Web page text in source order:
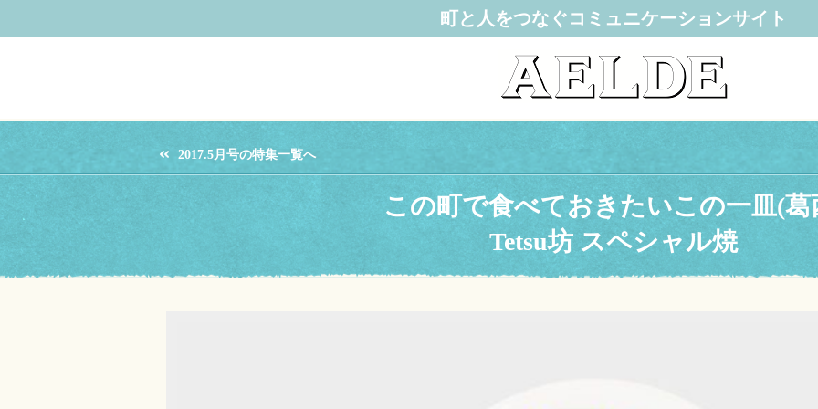
町と人をつなぐコミュニケーションサイト
2017.5月号の特集一覧へ
この町で食べておきたいこの一皿(葛
Tetsu坊 スペシャル焼